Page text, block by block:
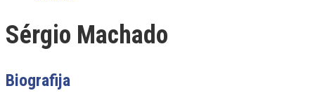
Sérgio Machado
Biografija